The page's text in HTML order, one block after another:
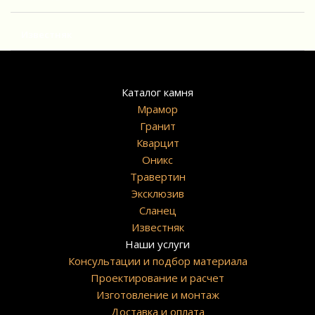
Каталог камня
Мрамор
Гранит
Кварцит
Оникс
Травертин
Эксклюзив
Сланец
Известняк
Наши услуги
Консультации и подбор материала
Проектирование и расчет
Изготовление и монтаж
Доставка и оплата